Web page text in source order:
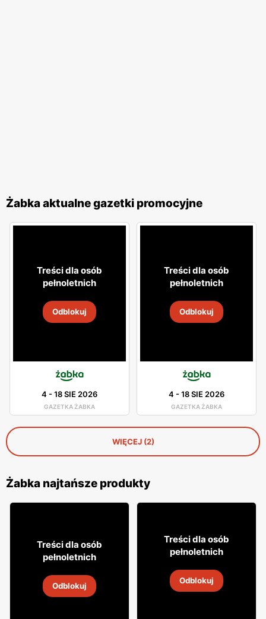
Żabka aktualne gazetki promocyjne
Treści dla osób
pełnoletnich
Odblokuj
4 -18 SIE 2026
GAZETKA ŻABKA
Treści dla osób
pełnoletnich
Odblokuj
4 -18 SIE 2026
GAZETKA ŻABKA
WIĘCEJ (2)
Żabka najtańsze produkty
49
Napój alkoholowy Soplica
18 sie 2026
Treści dla osób
pełnoletnich
Odblokuj
4999
18 sie 2026
Treści dla osób
pełnoletnich
Odblokuj